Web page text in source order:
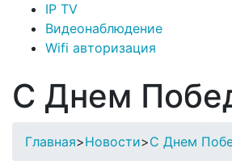
IP TV
Видеонаблюдение
Wifi авторизация
С Днем
Главная>Новости>С Днем